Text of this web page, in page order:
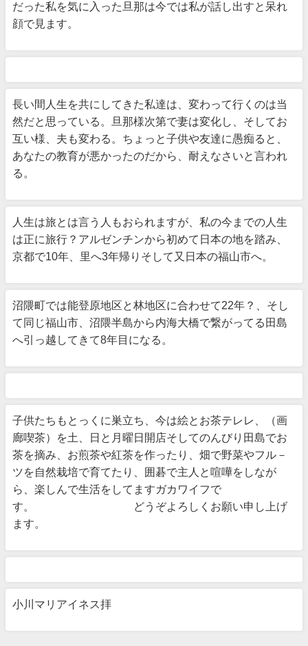
だった私を気に入った旦那は今では私が話し出すと呆れ
顔で見ます。
長い間人生を共にしてきた私達は、変わって行くのは当
然だと思っている。旦那様次第で妻は変化し、そしてお
互い様、夫も変わる。ちょっと子供や友達に愚痴ると、
あなたの教育が悪かったのだから、耐えなさいと言われ
る。
人生は旅とは言う人もおられますが、私の今までの人生
は正に旅行？アルゼンチンから初めて日本の地を踏み、
京都で10年、里へ3年帰りそして又日本の福山市へ。
沼隈町では能登原地区と林地区に合わせて22年？、そし
て同じ福山市、沼隈半島から内海大橋で繋がってる田島
へ引っ越してきて8年目になる。
子供たちもとっくに巣立ち、今は絵とお茶テレレ、（画
廊喫茶）を土、日と月曜日開店そしてのんびり田島でお
茶を摘み、お煎茶や紅茶を作ったり、畑で野菜やフル－
ツを自然栽培で育てたり、囲碁で主人と喧嘩をしなが
ら、楽しんで生活をしてますガカワイフで
す。 どうぞよろしくお願い申し上げ
ます。
小川マリアイネス拝